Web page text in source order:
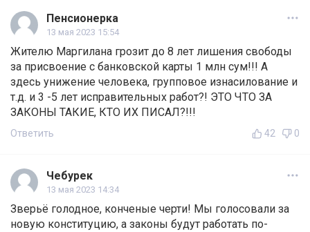
Пенсионерка
13 мая 2023 15:54
Жителю Маргилана грозит до 8 лет лишения свободы
за присвоение с банковской карты 1 млн сум!!! А
здесь унижение человека, групповое изнасилование и
т.д. и 3 -5 лет исправительных работ?! ЭТО ЧТО ЗА
ЗАКОНЫ ТАКИЕ, КТО ИХ ПИСАЛ?!!!
Ответить 42 0
Чебурек
13 мая 2023 14:34
Зверьё голодное, конченые черти! Мы голосовали за
новую конституцию, а законы будут работать по-